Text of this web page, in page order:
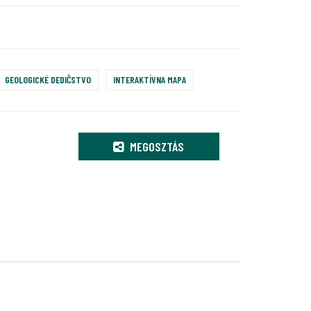
GEOLOGICKÉ DEDIČSTVO INTERAKTÍVNA MAPA
MEGOSZTÁS